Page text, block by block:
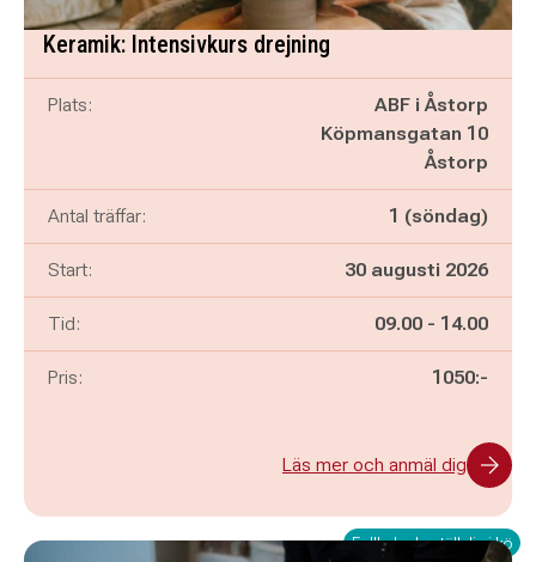
Keramik: Intensivkurs drejning
Plats:
ABF i Åstorp
Köpmansgatan 10
Åstorp
Antal träffar: 1 (söndag)
Start: 30 augusti 2026
Tid: Pågår mellan
09.00 - och
14.00
Pris: 1050:-
Läs mer och anmäl dig
Fullbokad - ställ dig i kö